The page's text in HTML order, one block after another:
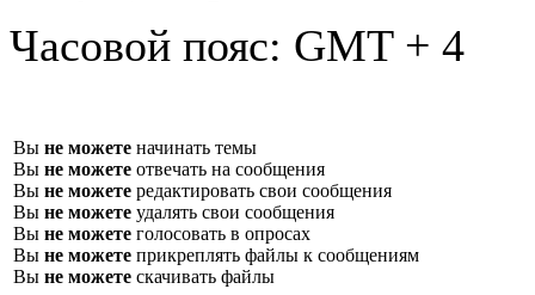
Часовой пояс: GMT + 4
Вы не можете начинать темы
Вы не можете отвечать на сообщения
Вы не можете редактировать свои сообщения
Вы не можете удалять свои сообщения
Вы не можете голосовать в опросах
Вы не можете прикреплять файлы к сообщениям
Вы не можете скачивать файлы